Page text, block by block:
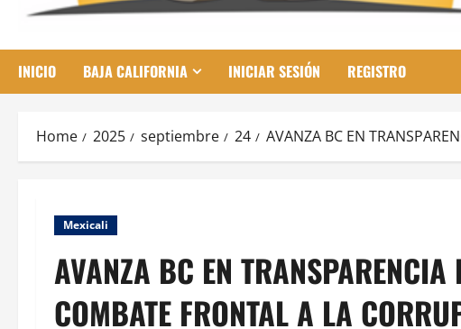
INICIO BAJA CALIFORNIA INICIAR SESIÓN REGISTRO
Home 2025 septiembre 24 AVANZA BC EN
Mexicali
AVANZA BC EN
COMBATE FRONTAL A LA